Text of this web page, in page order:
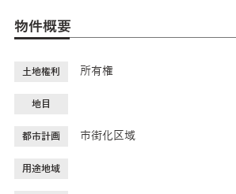
物件概要
土地権利 所有権
地目
都市計画 市街化区域
用途地域